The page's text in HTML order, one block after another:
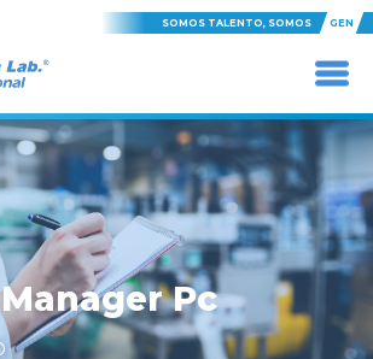
SOMOS TALENTO, SOMOS GEN
Pc